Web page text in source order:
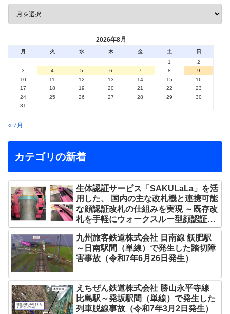
2026年8月
月 火 水 木 金 土
日
1
2
3
4 5 6 7 8
9
10
11 12 13 14 15
16
17
18 19 20 21 22
23
24
25 26 27 28 29
30
31
« 7月
カテゴリの新着
生体認証サービス「SAKULaLa」を活
用した、 国内の主な改札機と連携可能
な顔認証改札の仕組みを実現 ～既存改
札を手軽にウォークスルー型顔認証改
札へ ～
九州旅客鉄道株式会社 日南線 飫肥駅
～日南駅間（単線）で発生した踏切障
害事故（令和7年6月26日発生）
えちぜん鉄道株式会社 勝山永平寺線
比島駅～発坂駅間（単線）で発生した
列車脱線事故（令和7年3月2日発生）